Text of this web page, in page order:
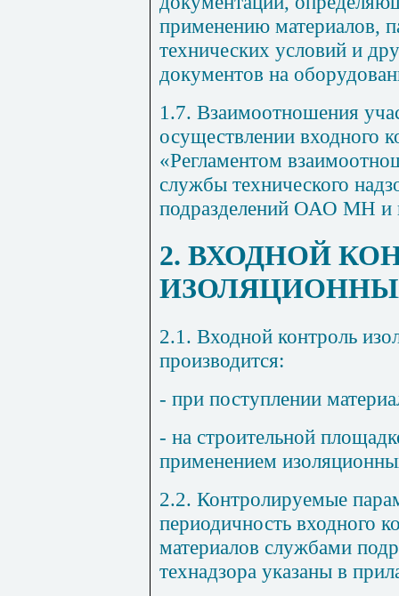
применению материалов,
технических условий и
документов на
1.7. Взаимоотношения
осуществлении входного
«Регламентом
службы технического
подразделений ОАО МН и
2. ВХОДНОЙ
2.1. Входной контроль
производится:
- при поступлении
- на строительной
применением
2.2. Контролируемые
периодичность входного
материалов службами
технадзора указаны в